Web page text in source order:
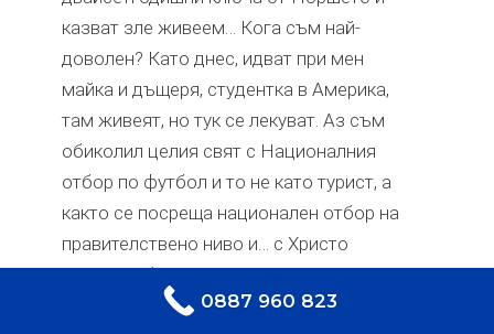
казват зле живеем… Кога съм най-
доволен? Като днес, идват при мен
майка и дъщеря, студентка в Америка,
там живеят, но тук се лекуват. Аз съм
обиколил целия свят с Националния
отбор по футбол и то не като турист, а
както се посреща национален отбор на
правителствено ниво и… с Христо
Стоичков (няма да стигнат дни, за да ви
разказвам как се посреща Стоичков!),
ЗАПИТВАНЕ
0887 960 823